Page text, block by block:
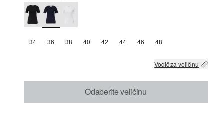
34 36 38 40 42 44 46 48
Vodič za veličinu
Odaberite veličinu